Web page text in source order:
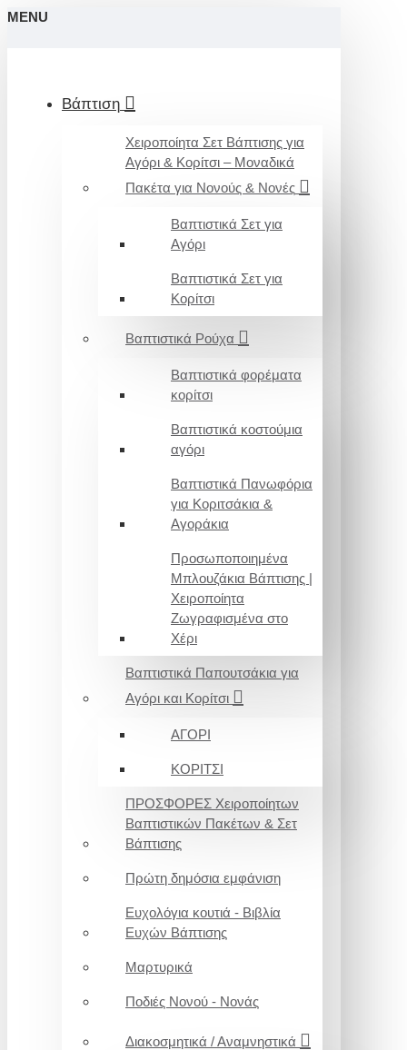
MENU
Βάπτιση
Χειροποίητα Σετ Βάπτισης για
Αγόρι & Κορίτσι – Μοναδικά
Πακέτα για Νονούς & Νονές
Βαπτιστικά Σετ για
Αγόρι
Βαπτιστικά Σετ για
Κορίτσι
Βαπτιστικά Ρούχα
Βαπτιστικά φορέματα
κορίτσι
Βαπτιστικά κοστούμια
αγόρι
Βαπτιστικά Πανωφόρια
για Κοριτσάκια &
Αγοράκια
Προσωποποιημένα
Μπλουζάκια Βάπτισης |
Χειροποίητα
Ζωγραφισμένα στο
Χέρι
Βαπτιστικά Παπουτσάκια για
Αγόρι και Κορίτσι
ΑΓΟΡΙ
ΚΟΡΙΤΣΙ
ΠΡΟΣΦΟΡΕΣ Χειροποίητων
Βαπτιστικών Πακέτων & Σετ
Βάπτισης
Πρώτη δημόσια εμφάνιση
Ευχολόγια κουτιά - Βιβλία
Ευχών Βάπτισης
Μαρτυρικά
Ποδιές Νονού - Νονάς
Διακοσμητικά / Αναμνηστικά